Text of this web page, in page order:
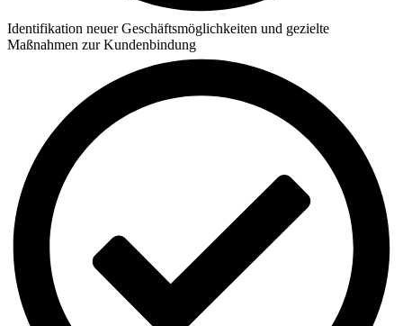
Identifikation neuer Geschäftsmöglichkeiten und gezielte
Maßnahmen zur Kundenbindung